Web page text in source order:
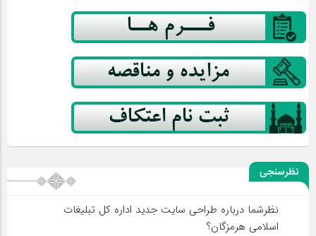
نظرسنجی
نظرشما درباره طراحی سایت جدید اداره کل تبلیغات
اسلامی هرمزگان؟